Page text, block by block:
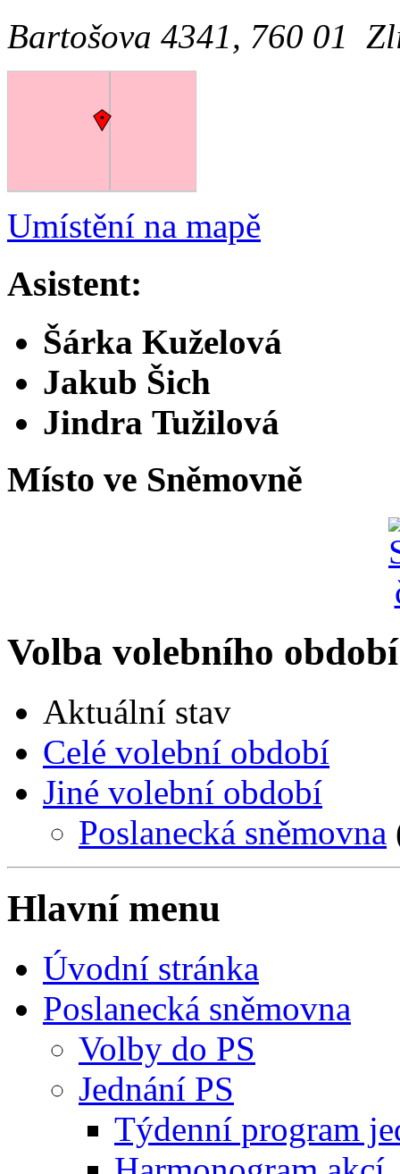
Bartošova 4341, 760 01
Umístění na mapě
Asistent:
Šárka Kuželová
Jakub Šich
Jindra Tužilová
Místo ve Sněmovně
Volba volebního období
Aktuální stav
Celé volební období
Jiné volební období
Poslanecká sněmovna
Hlavní menu
Úvodní stránka
Poslanecká sněmovna
Volby do PS
Jednání PS
Týdenní program